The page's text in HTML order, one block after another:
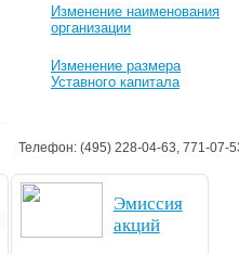
Изменение наименования
организации
Изменение размера
Уставного капитала
Телефон: (495) 228-04-63, 771-07-
Эмиссия
акций